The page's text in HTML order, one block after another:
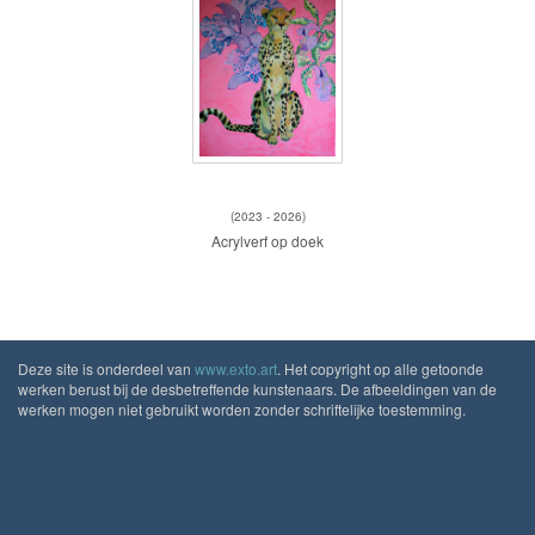
(2023 - 2026)
Acrylverf op doek
Deze site is onderdeel van www.exto.art. Het copyright op alle getoonde
werken berust bij de desbetreffende kunstenaars. De afbeeldingen van de
werken mogen niet gebruikt worden zonder schriftelijke toestemming.